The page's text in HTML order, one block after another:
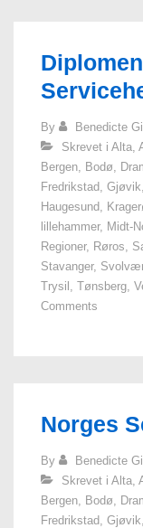
By Benedicte
Skrevet i Alta,
Bergen, Bodø,
Fredrikstad, Gjøvik,
Haugesund,
lillehammer, Midt-
Regioner, Røros,
Stavanger, Svolvær
Trysil , Tønsberg,
Comments
Norges
By Benedicte
Skrevet i Alta,
Bergen, Bodø,
Fredrikstad, Gjøvik,